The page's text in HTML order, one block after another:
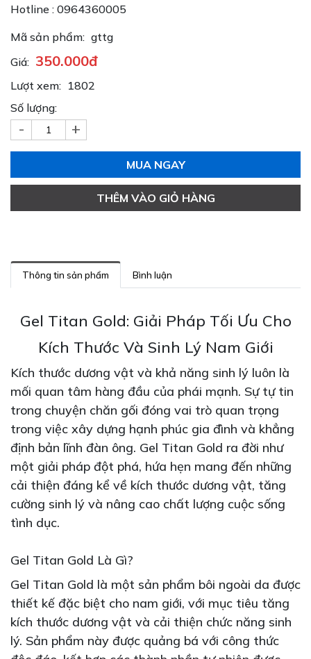
Hotline : 0964360005
Mã sản phẩm: gttg
Giá: 350.000đ
Lượt xem: 1802
Số lượng:
- +
MUA NGAY
THÊM VÀO GIỎ HÀNG
Thông tin sản phẩm Bình luận
Gel Titan Gold: Giải Pháp Tối Ưu Cho
Kích Thước Và Sinh Lý Nam Giới
Kích thước dương vật và khả năng sinh lý luôn là
mối quan tâm hàng đầu của phái mạnh. Sự tự tin
trong chuyện chăn gối đóng vai trò quan trọng
trong việc xây dựng hạnh phúc gia đình và khẳng
định bản lĩnh đàn ông. Gel Titan Gold ra đời như
một giải pháp đột phá, hứa hẹn mang đến những
cải thiện đáng kể về kích thước dương vật, tăng
cường sinh lý và nâng cao chất lượng cuộc sống
tình dục.
Gel Titan Gold Là Gì?
Gel Titan Gold là một sản phẩm bôi ngoài da được
thiết kế đặc biệt cho nam giới, với mục tiêu tăng
kích thước dương vật và cải thiện chức năng sinh
lý. Sản phẩm này được quảng bá với công thức